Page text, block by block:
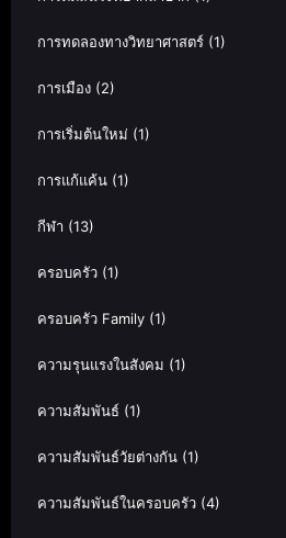
การทดลองทางวิทยาศาสตร์ (1)
การเมือง (2)
การเริ่มต้นใหม่ (1)
การแก้แค้น (1)
กีฬา (13)
ครอบครัว (1)
ครอบครัว Family (1)
ความรุนแรงในสังคม (1)
ความสัมพันธ์ (1)
ความสัมพันธ์วัยต่างกัน (1)
ความสัมพันธ์ในครอบครัว (4)